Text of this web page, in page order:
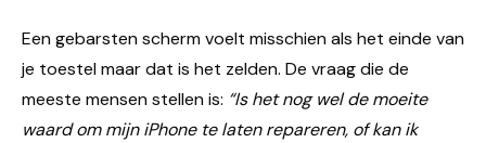
Een gebarsten scherm voelt misschien als het einde van
je toestel maar dat is het zelden. De vraag die de
meeste mensen stellen is: “Is het nog wel de moeite
waard om mijn iPhone te laten repareren, of kan ik